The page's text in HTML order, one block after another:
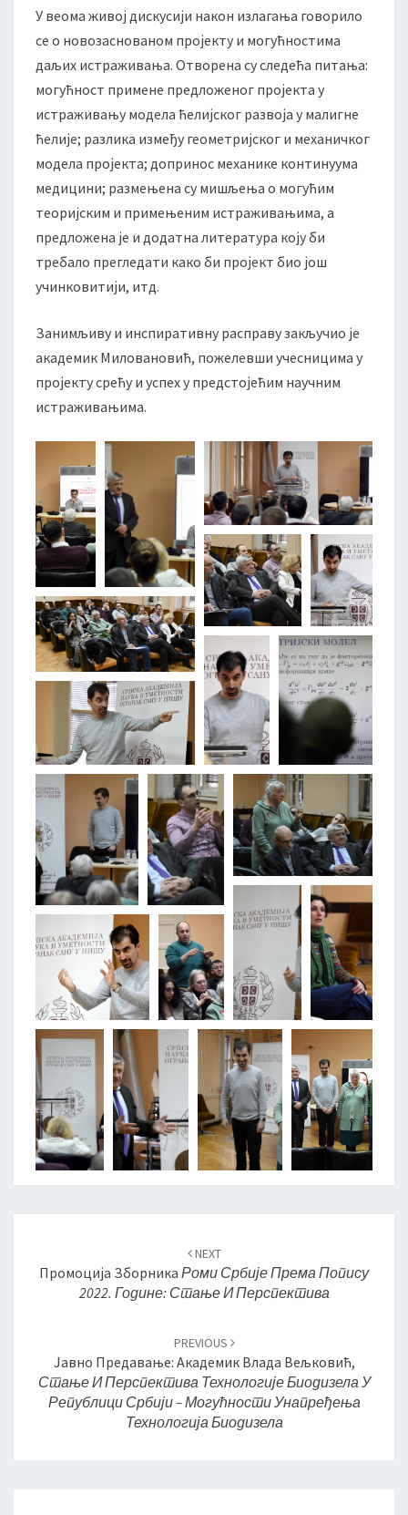
У веома живој дискусији након излагања говорило
се о новозаснованом пројекту и могућностима
даљих истраживања. Отворена су следећа питања:
могућност примене предложеног пројекта у
истраживању модела ћелијског развоја у малигне
ћелије; разлика између геометријског и механичког
модела пројекта; допринос механике континуума
медицини; размењена су мишљења о могућим
теоријским и примењеним истраживањима, а
предложена је и додатна литература коју би
требало прегледати како би пројект био још
учинковитији, итд.
Занимљиву и инспиративну расправу закључио је
академик Миловановић, пожелевши учесницима у
пројекту срећу и успех у предстојећим научним
истраживањима.
navigation
NEXT
Промоција Зборника Роми Србије Према Попису
2022. Године: Стање И Перспектива
PREVIOUS
Јавно Предавање: Академик Влада Вељковић,
Стање И Перспектива Технологије Биодизела У
Републици Србији – Могућности Унапређења
Технологија Биодизела